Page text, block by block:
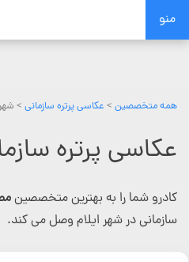
Skip
منو
همه متخصصین > عکاسی پرتره سازمانی >
عکاسی پرتره
کادرو شما را به بهترین متخصصین
سازمانی در شهر ایلام وصل می کند.